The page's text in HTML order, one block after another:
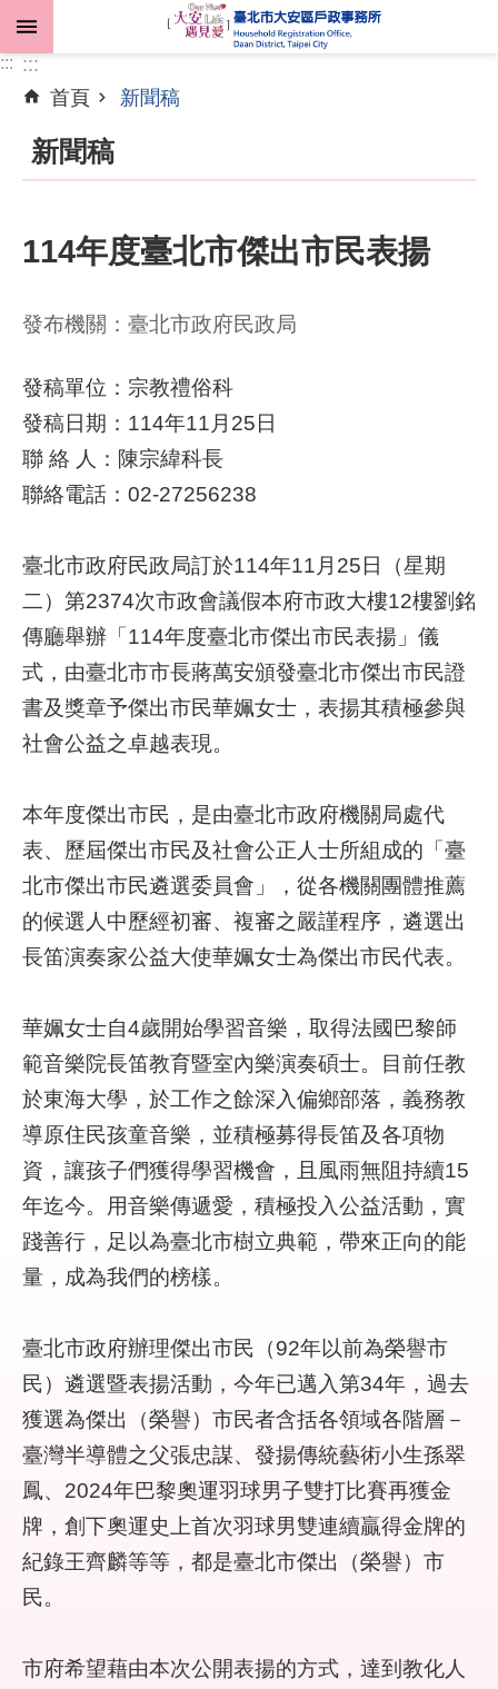
跳到主要內容區塊
進
搜
尋
關
業
務
資
訊
網
路
服
務
線
上
查
詢
相
關
連
結
請
件
公
開
資
訊
網
站
導
覽
回
首
頁
陳
情
系
統
問
::: :::
首頁
新聞稿
新聞稿
114年度臺北市傑出市民表揚
發布機關：臺北市政府民政局
發稿單位：宗教禮俗科
發稿日期：114年11月25日
聯 絡 人：陳宗緯科長
聯絡電話：02-27256238
臺北市政府民政局訂於114年11月25日（星期
二）第2374次市政會議假本府市政大樓12樓劉銘
傳廳舉辦「114年度臺北市傑出市民表揚」儀
式，由臺北市市長蔣萬安頒發臺北市傑出市民證
書及獎章予傑出市民華姵女士，表揚其積極參與
社會公益之卓越表現。
本年度傑出市民，是由臺北市政府機關局處代
表、歷屆傑出市民及社會公正人士所組成的「臺
北市傑出市民遴選委員會」，從各機關團體推薦
的候選人中歷經初審、複審之嚴謹程序，遴選出
長笛演奏家公益大使華姵女士為傑出市民代表。
華姵女士自4歲開始學習音樂，取得法國巴黎師
範音樂院長笛教育暨室內樂演奏碩士。目前任教
於東海大學，於工作之餘深入偏鄉部落，義務教
導原住民孩童音樂，並積極募得長笛及各項物
資，讓孩子們獲得學習機會，且風雨無阻持續15
年迄今。用音樂傳遞愛，積極投入公益活動，實
踐善行，足以為臺北市樹立典範，帶來正向的能
量，成為我們的榜樣。
臺北市政府辦理傑出市民（92年以前為榮譽市
民）遴選暨表揚活動，今年已邁入第34年，過去
獲選為傑出（榮譽）市民者含括各領域各階層－
臺灣半導體之父張忠謀、發揚傳統藝術小生孫翠
鳳、2024年巴黎奧運羽球男子雙打比賽再獲金
牌，創下奧運史上首次羽球男雙連續贏得金牌的
紀錄王齊麟等等，都是臺北市傑出（榮譽）市
民。
市府希望藉由本次公開表揚的方式，達到教化人